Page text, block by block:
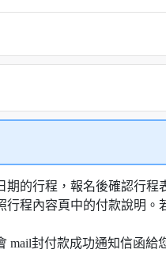
期的行程，報名後確認行
行程內容頁中的付款說明
mail封付款成功通知信函